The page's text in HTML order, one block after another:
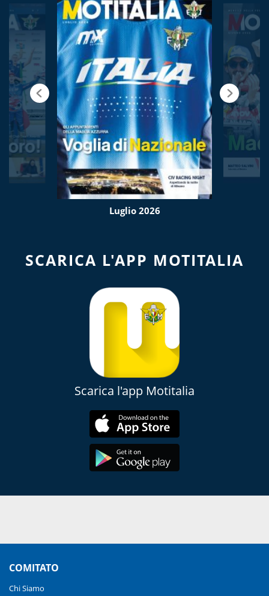
Luglio 2026
SCARICA L'APP MOTITALIA
Scarica l'app Motitalia
COMITATO
Chi Siamo